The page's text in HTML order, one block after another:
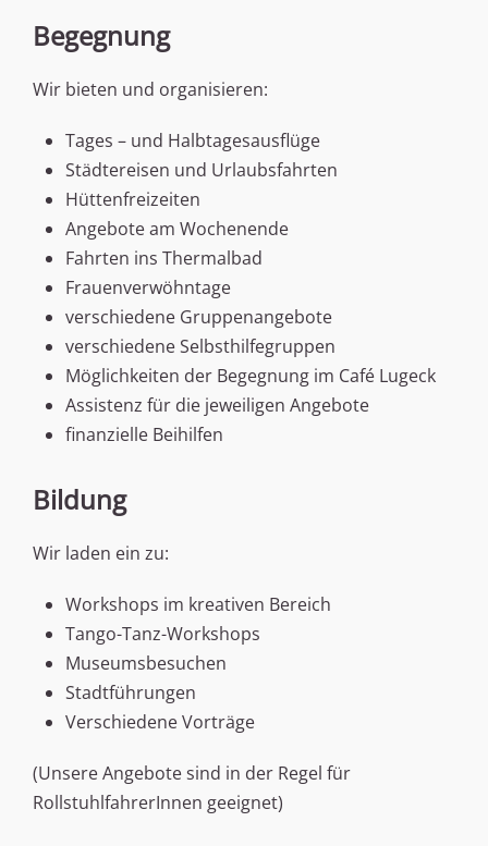
Begegnung
Wir bieten und organisieren:
Tages – und Halbtagesausflüge
Städtereisen und Urlaubsfahrten
Hüttenfreizeiten
Angebote am Wochenende
Fahrten ins Thermalbad
Frauenverwöhntage
verschiedene Gruppenangebote
verschiedene Selbsthilfegruppen
Möglichkeiten der Begegnung im Café Lugeck
Assistenz für die jeweiligen Angebote
finanzielle Beihilfen
Bildung
Wir laden ein zu:
Workshops im kreativen Bereich
Tango-Tanz-Workshops
Museumsbesuchen
Stadtführungen
Verschiedene Vorträge
(Unsere Angebote sind in der Regel für
RollstuhlfahrerInnen geeignet)